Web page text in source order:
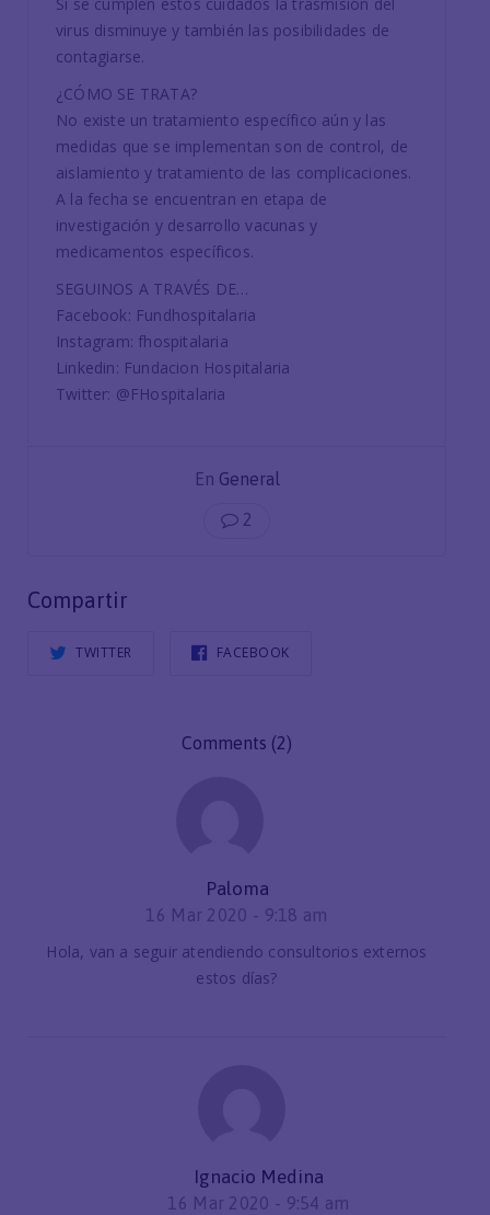
Si se cumplen estos cuidados la trasmisión del
virus disminuye y también las posibilidades de
contagiarse.
¿CÓMO SE TRATA?
No existe un tratamiento específico aún y las
medidas que se implementan son de control, de
aislamiento y tratamiento de las complicaciones.
A la fecha se encuentran en etapa de
investigación y desarrollo vacunas y
medicamentos específicos.
SEGUINOS A TRAVÉS DE…
Facebook: Fundhospitalaria
Instagram: fhospitalaria
Linkedin: Fundacion Hospitalaria
Twitter: @FHospitalaria
En General
2
Compartir
TWITTER FACEBOOK
Comments (2)
Paloma
16 Mar 2020 - 9:18 am
Hola, van a seguir atendiendo consultorios externos
estos días?
Ignacio Medina
16 Mar 2020 - 9:54 am